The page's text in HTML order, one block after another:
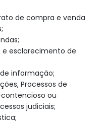
de compra e venda
esclarecimento de
informação;
Processos de
contencioso ou
judiciais;